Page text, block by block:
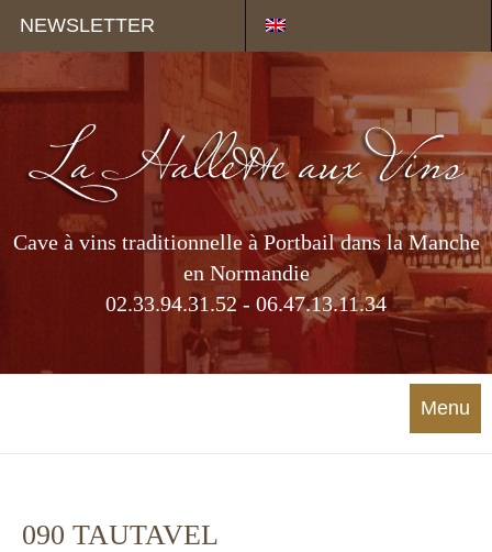
NEWSLETTER
Cave à vins traditionnelle à Portbail dans la Manche
en Normandie
02.33.94.31.52 - 06.47.13.11.34
Menu
090 TAUTAVEL
Panneau de gestion des cookies